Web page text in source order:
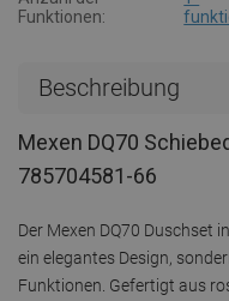
Funktionen:
Beschreibung
Mexen DQ70
785704581-66
Der Mexen DQ70 Duschset
ein elegantes Design,
Funktionen. Gefertigt aus